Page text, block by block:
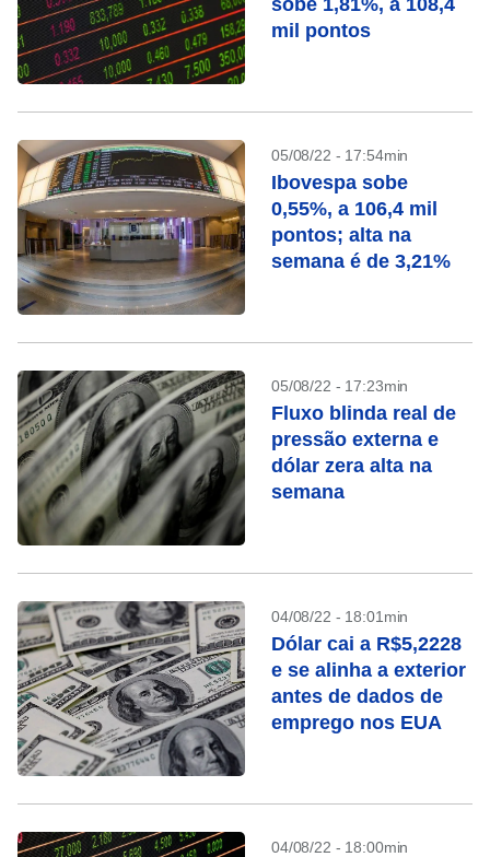
sobe 1,81%, a 108,4
mil pontos
05/08/22 - 17:54min
Ibovespa sobe
0,55%, a 106,4 mil
pontos; alta na
semana é de 3,21%
05/08/22 - 17:23min
Fluxo blinda real de
pressão externa e
dólar zera alta na
semana
04/08/22 - 18:01min
Dólar cai a R$5,2228
e se alinha a exterior
antes de dados de
emprego nos EUA
04/08/22 - 18:00min